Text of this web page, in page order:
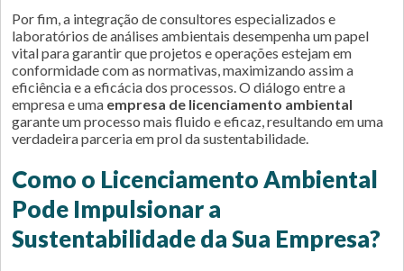
Por fim, a integração de consultores especializados e
laboratórios de análises ambientais desempenha um papel
vital para garantir que projetos e operações estejam em
conformidade com as normativas, maximizando assim a
eficiência e a eficácia dos processos. O diálogo entre a
empresa e uma empresa de licenciamento ambiental
garante um processo mais fluido e eficaz, resultando em uma
verdadeira parceria em prol da sustentabilidade.
Como o Licenciamento Ambiental
Pode Impulsionar a
Sustentabilidade da Sua Empresa?